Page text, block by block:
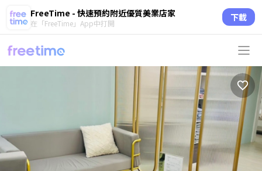
FreeTime - 快速預約附近優質美業店家
在「FreeTime」App中打開 下載